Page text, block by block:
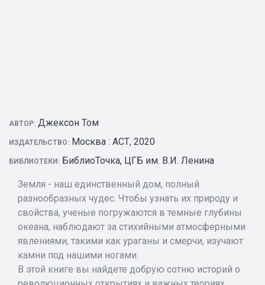
АВТОР: Джексон Том
ИЗДАТЕЛЬСТВО: Москва : АСТ, 2020
БИБЛИОТЕКИ: БиблиоТочка, ЦГБ им. В.И. Ленина
Земля - наш единственный дом, полный
разнообразных чудес. Чтобы узнать их природу и
свойства, ученые погружаются в темные глубины
океана, наблюдают за стихийными атмосферными
явлениями, такими как ураганы и смерчи, изучают
камни под нашими ногами.
В этой книге вы найдете добрую сотню историй о